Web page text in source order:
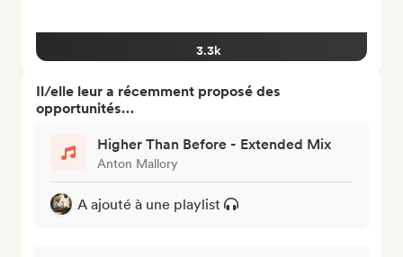
3.3k
Il/elle leur a récemment proposé des
opportunités…
Higher Than Before - Extended Mix
Anton Mallory
A ajouté à une playlist